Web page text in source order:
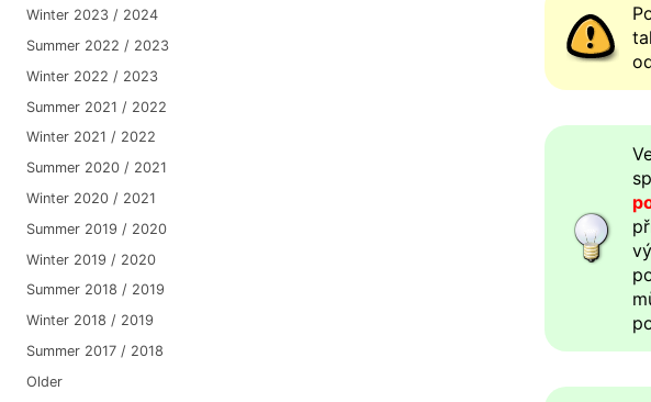
Winter 2023 / 2024
Summer 2022 / 2023
Winter 2022 / 2023
Summer 2021 / 2022
Winter 2021 / 2022
Summer 2020 / 2021
Winter 2020 / 2021
Summer 2019 / 2020
Winter 2019 / 2020
Summer 2018 / 2019
Winter 2018 / 2019
Summer 2017 / 2018
Older